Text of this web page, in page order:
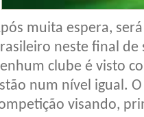
muita espera,
neste final de
clube é visto
num nível igual.
visando,